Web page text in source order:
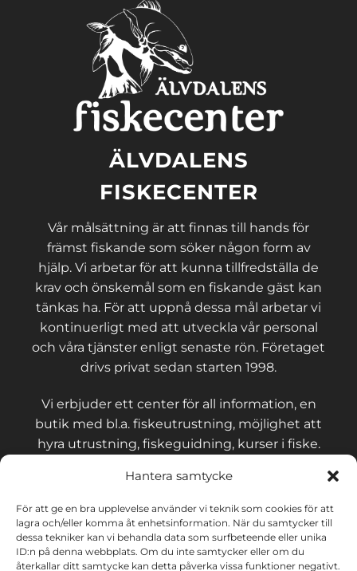
Hantera samtycke
För att ge en bra upplevelse använder vi teknik som cookies för att
lagra och/eller komma åt enhetsinformation. När du samtycker till
dessa tekniker kan vi behandla data som surfbeteende eller unika
ID:n på denna webbplats. Om du inte samtycker eller om du
återkallar ditt samtycke kan detta påverka vissa funktioner negativt.
ÄLVDALENS
FISKECENTER
Vår målsättning är att finnas till hands för
främst fiskande som söker någon form av
hjälp. Vi arbetar för att kunna tillfredställa de
krav och önskemål som en fiskande gäst kan
tänkas ha. För att uppnå dessa mål arbetar vi
kontinuerligt med att utveckla vår personal
och våra tjänster enligt senaste rön. Företaget
drivs privat sedan starten 1998.
Vi erbjuder ett center för all information, en
butik med bl.a. fiskeutrustning, möjlighet att
hyra utrustning, fiskeguidning, kurser i fiske.
KONTAKT OCH VILLKOR